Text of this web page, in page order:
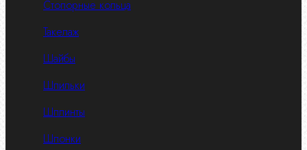
Стопорные кольца
Такелаж
Шайбы
Шпильки
Шплинты
Шпонки